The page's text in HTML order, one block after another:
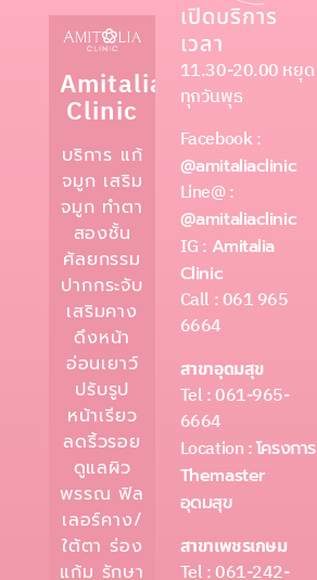
Amitalia
Clinic
บริการ แก้
จมูก เสริม
จมูก ทำตา
สองชั้น
ศัลยกรรม
ปากกระจับ
เสริมคาง
ดึงหน้า
อ่อนเยาว์
ปรับรูป
หน้าเรียว
ลดริ้วรอย
ดูแลผิว
พรรณ ฟิล
เลอร์คาง/
ใต้ตา ร่อง
แก้ม รักษา
เปิดบริการ
เวลา
11.30-20.00 หยุด
ทุกวันพุธ
Facebook :
@amitaliaclinic
Line@ :
@amitaliaclinic
IG : Amitalia
Clinic
Call : 061 965
6664
สาขาอุดมสุข
Tel : 061-965-
6664
Location :โครงการ
Themaster
อุดมสุข
สาขาเพชรเกษม
Tel : 061-242-